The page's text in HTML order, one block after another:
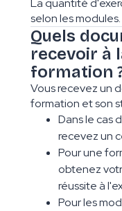
La quantité
selon les modules.
Quels
recevoir à
formation
Vous recevez un
formation et son
Dans le cas
recevez un
Pour une
obtenez
réussite à
Pour les